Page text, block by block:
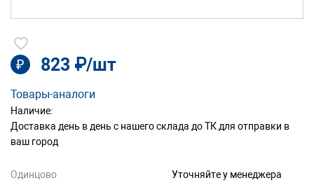
₽ 823 ₽/шт
Товары-аналоги
Наличие:
Доставка день в день с нашего склада до ТК для отправки в
ваш город
Одинцово
Уточняйте у менеджера